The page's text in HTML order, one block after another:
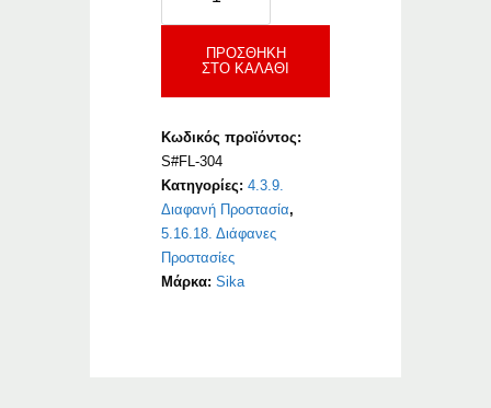
W
ποσότηταΠΡΟΣΘΉΚΗ
ΣΤΟ ΚΑΛΆΘΙ
Κωδικός προϊόντος:
S#FL-304
Κατηγορίες:4.3.9.
Διαφανή Προστασία,
5.16.18. Διάφανες
Προστασίες
Μάρκα:Sika